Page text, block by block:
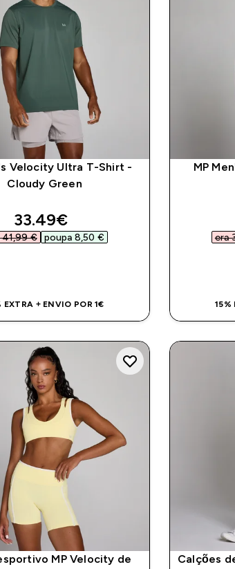
Velocity Ultra T-Shirt -
Cloudy Green
discounted price
33.49€‎
41,99 €‎ poupa 8,50 €‎
EXTRA + ENVIO POR 1€
MP
era
15%
MP Velocity de Calções